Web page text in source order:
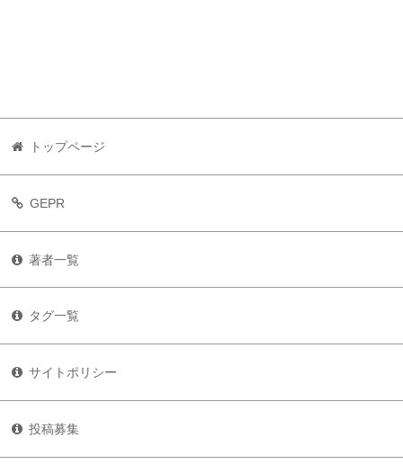
トップページ
GEPR
著者一覧
タグ一覧
サイトポリシー
投稿募集